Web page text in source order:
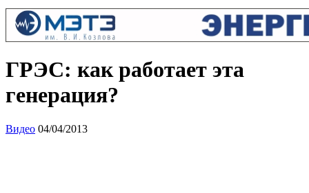
ГРЭС: как работает эта
генерация?
Видео 04/04/2013